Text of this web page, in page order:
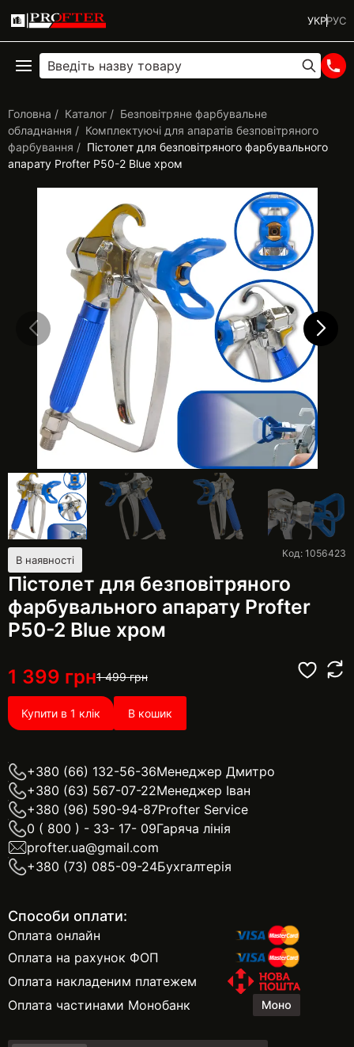
УКРРУС
Головна Каталог
Безповітряне фарбувальне
обладнання
Комплектуючі для апаратів безповітряного
фарбування
Пістолет для безповітряного фарбувального
апарату Profter P50-2 Blue хром
В наявності
Пістолет для безповітряного
фарбувального апарату Profter
P50-2 Blue хром
Код: 1056423
1 399 грн1 499грн
Купити в 1 клік В кошик
+380 (66) 132-56-36Менеджер Дмитро
+380 (63) 567-07-22Менеджер Іван
+380 (96) 590-94-87Profter Service
0 ( 800 ) - 33- 17- 09Гаряча лінія
profter.ua@gmail.com
+380 (73) 085-09-24Бухгалтерія
Способи оплати:
Оплата онлайн
Оплата на рахунок ФОП
Оплата накладеним платежем
Оплата частинами Монобанк